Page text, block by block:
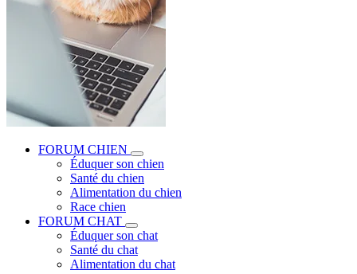
FORUM CHIEN
Éduquer son chien
Santé du chien
Alimentation du chien
Race chien
FORUM CHAT
Éduquer son chat
Santé du chat
Alimentation du chat